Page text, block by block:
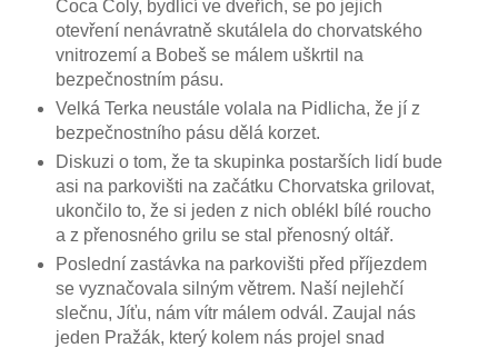
Coca Coly, bydlící ve dveřích, se po jejich
otevření nenávratně skutálela do chorvatského
vnitrozemí a Bobeš se málem uškrtil na
bezpečnostním pásu.
Velká Terka neustále volala na Pidlicha, že jí z
bezpečnostního pásu dělá korzet.
Diskuzi o tom, že ta skupinka postarších lidí bude
asi na parkovišti na začátku Chorvatska grilovat,
ukončilo to, že si jeden z nich oblékl bílé roucho
a z přenosného grilu se stal přenosný oltář.
Poslední zastávka na parkovišti před příjezdem
se vyznačovala silným větrem. Naší nejlehčí
slečnu, Jíťu, nám vítr málem odvál. Zaujal nás
jeden Pražák, který kolem nás projel snad